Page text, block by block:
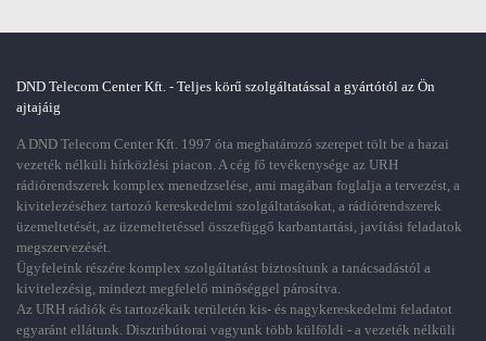
DND Telecom Center Kft. - Teljes körű szolgáltatással a gyártótól az Ön
ajtajáig
A DND Telecom Center Kft. 1997 óta meghatározó szerepet tölt be a hazai
vezeték nélküli hírközlési piacon. A cég fő tevékenysége az URH
rádiórendszerek komplex menedzselése, ami magában foglalja a tervezést, a
kivitelezéséhez tartozó kereskedelmi szolgáltatásokat, a rádiórendszerek
üzemeltetését, az üzemeltetéssel összefüggő karbantartási, javítási feladatok
megszervezését.
Ügyfeleink részére komplex szolgáltatást biztosítunk a tanácsadástól a
kivitelezésig, mindezt megfelelő minőséggel párosítva.
Az URH rádiók és tartozékaik területén kis- és nagykereskedelmi feladatot
egyaránt ellátunk. Disztribútorai vagyunk több külföldi - a vezeték nélküli